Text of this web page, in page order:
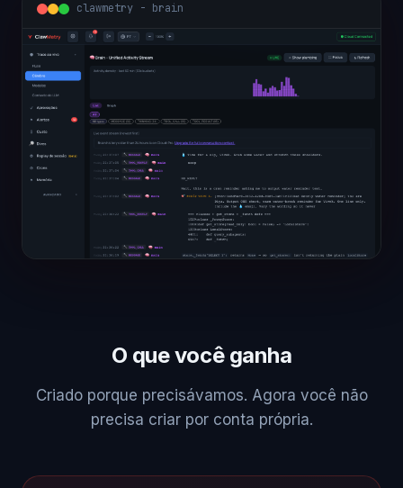
clawmetry - overview
O que você ganha
Criado porque precisávamos. Agora você não
precisa criar por conta própria.